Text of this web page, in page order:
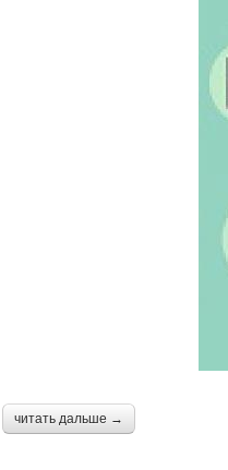
читать дальше →